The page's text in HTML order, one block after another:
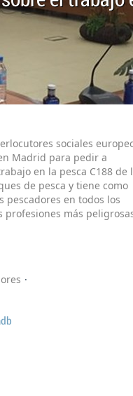
sociales
Madrid para pedir a
en la pesca C188 de
de pesca y tiene como
en todos los
profesiones más